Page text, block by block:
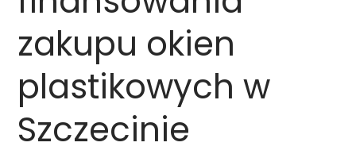
zakupu okien
plastikowych w
Szczecinie